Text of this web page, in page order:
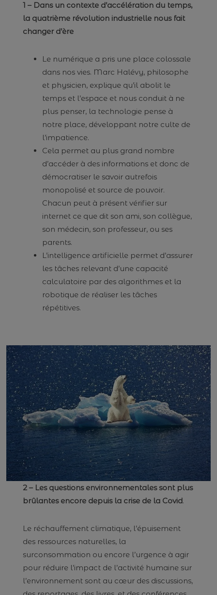
1 – Dans un contexte d’accélération du temps,
la quatrième révolution industrielle nous fait
changer d’ère
Le numérique a pris une place colossale
dans nos vies. Marc Halévy, philosophe
et physicien, explique qu’il abolit le
temps et l’espace et nous conduit à ne
plus penser, la technologie pense à
notre place, développant notre culte de
l’impatience.
Cela permet au plus grand nombre
d’accéder à des informations et donc de
démocratiser le savoir autrefois
monopolisé et source de pouvoir.
Chacun peut à présent vérifier sur
internet ce que dit son ami, son collègue,
son médecin, son professeur, ou ses
parents.
L’intelligence artificielle permet d’assurer
les tâches relevant d’une capacité
calculatoire par des algorithmes et la
robotique de réaliser les tâches
répétitives.
2 – Les questions environnementales sont plus
brûlantes encore depuis la crise de la Covid.
Le réchauffement climatique, l’épuisement
des ressources naturelles, la
surconsommation ou encore l’urgence à agir
pour réduire l’impact de l’activité humaine sur
l’environnement sont au cœur des discussions,